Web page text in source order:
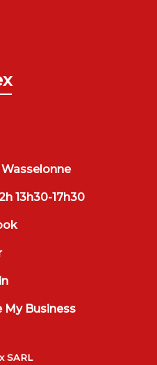
13h30-17h30
My Business
SARL